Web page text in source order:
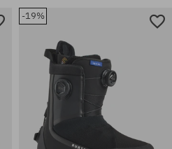
Mărimi existente:
-19%